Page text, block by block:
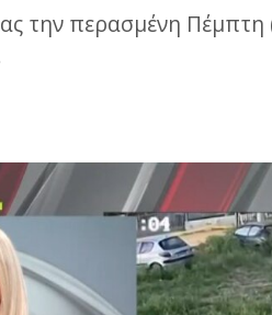
την περασμένη